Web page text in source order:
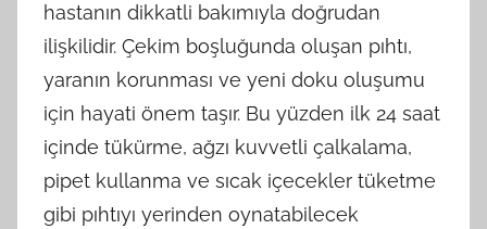
hastanın dikkatli bakımıyla doğrudan
ilişkilidir. Çekim boşluğunda oluşan pıhtı,
yaranın korunması ve yeni doku oluşumu
için hayati önem taşır. Bu yüzden ilk 24 saat
içinde tükürme, ağzı kuvvetli çalkalama,
pipet kullanma ve sıcak içecekler tüketme
gibi pıhtıyı yerinden oynatabilecek